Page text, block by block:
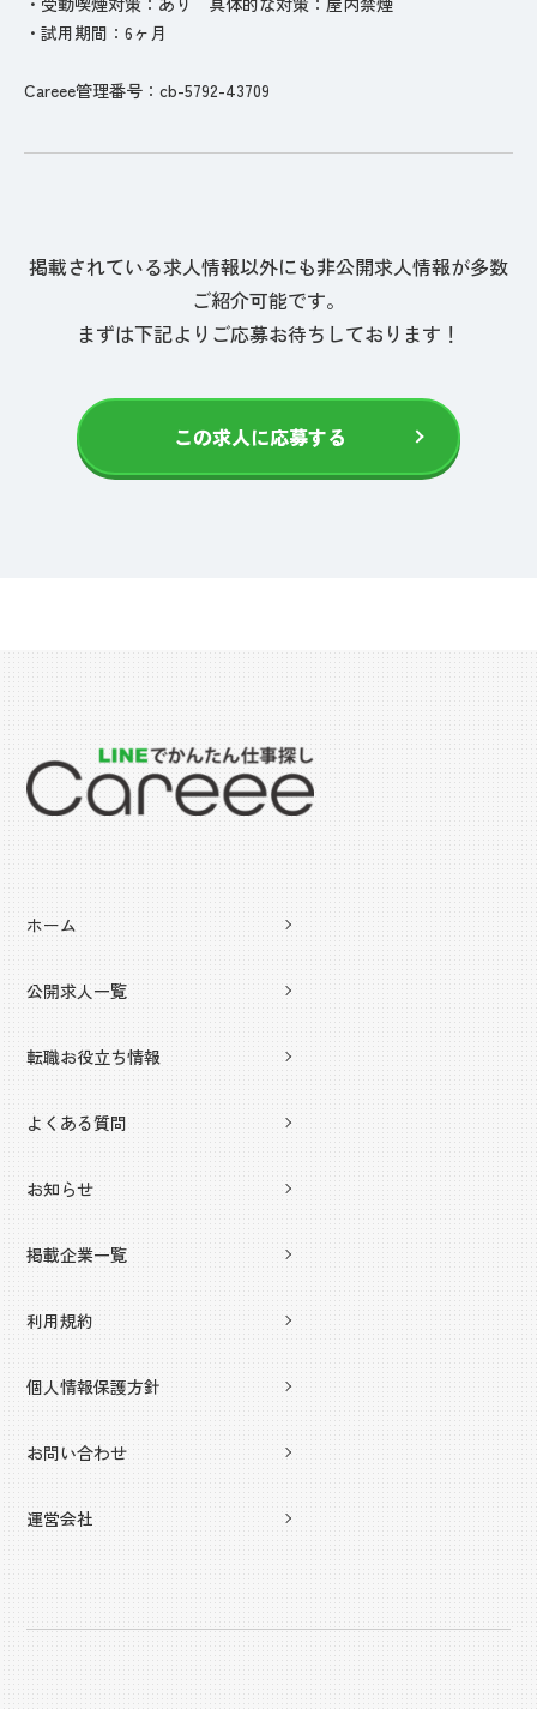
・試用期間：6ヶ月
Careee管理番号：cb-5792-43709
掲載されている求人情報以外にも非公開求人情報が多数
ご紹介可能です。
まずは下記よりご応募お待ちしております！
この求人に応募する
ホーム
公開求人一覧
転職お役立ち情報
よくある質問
お知らせ
掲載企業一覧
利用規約
個人情報保護方針
お問い合わせ
運営会社